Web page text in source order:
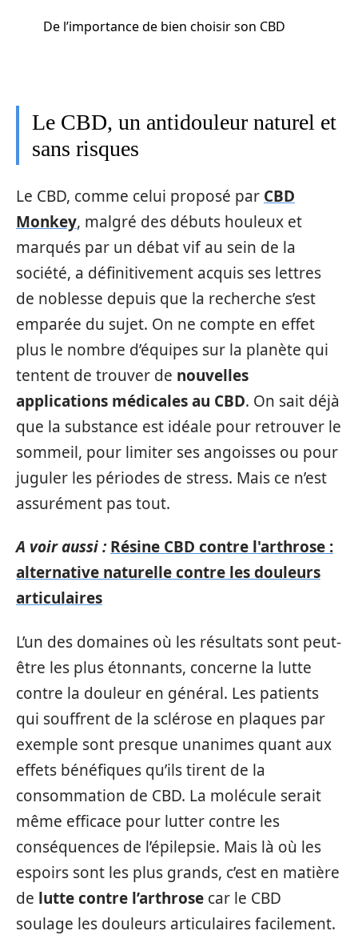
De l’importance de bien choisir son CBD
Le CBD, un antidouleur naturel et
sans risques
Le CBD, comme celui proposé par CBD
Monkey, malgré des débuts houleux et
marqués par un débat vif au sein de la
société, a définitivement acquis ses lettres
de noblesse depuis que la recherche s’est
emparée du sujet. On ne compte en effet
plus le nombre d’équipes sur la planète qui
tentent de trouver de nouvelles
applications médicales au CBD. On sait déjà
que la substance est idéale pour retrouver le
sommeil, pour limiter ses angoisses ou pour
juguler les périodes de stress. Mais ce n’est
assurément pas tout.
A voir aussi : Résine CBD contre l'arthrose :
alternative naturelle contre les douleurs
articulaires
L’un des domaines où les résultats sont peut-
être les plus étonnants, concerne la lutte
contre la douleur en général. Les patients
qui souffrent de la sclérose en plaques par
exemple sont presque unanimes quant aux
effets bénéfiques qu’ils tirent de la
consommation de CBD. La molécule serait
même efficace pour lutter contre les
conséquences de l’épilepsie. Mais là où les
espoirs sont les plus grands, c’est en matière
de lutte contre l’arthrose car le CBD
soulage les douleurs articulaires facilement.